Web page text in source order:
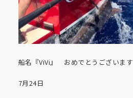
船名『ViVi』 おめでとうございます
7月24日